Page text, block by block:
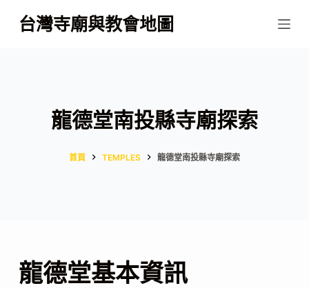
跳
至
台灣寺廟與教會地圖
龍德堂南投縣寺廟探索
首頁 TEMPLES 龍德堂南投縣寺廟探索
龍德堂基本資訊